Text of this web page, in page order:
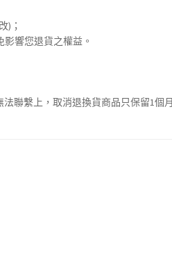
)；
響您退貨之權益。
聯繫上，取消退換貨商品只保留1個